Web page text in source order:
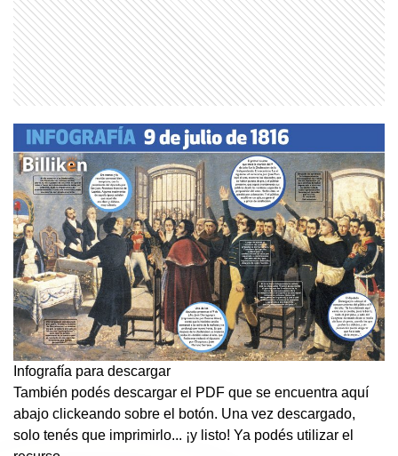
Infografía para descargar
También podés descargar el PDF que se encuentra aquí
abajo clickeando sobre el botón. Una vez descargado,
solo tenés que imprimirlo... ¡y listo! Ya podés utilizar el